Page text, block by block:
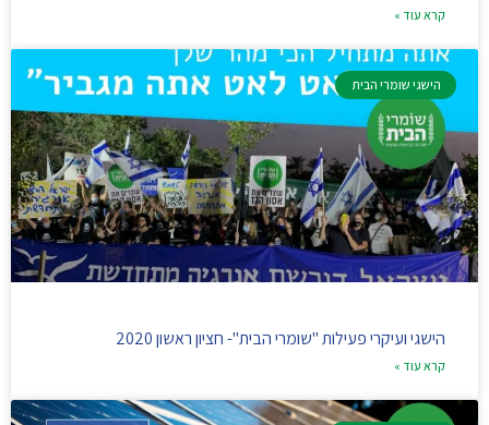
קרא עוד »
הישגי שומרי הבית
הישגי ועיקרי פעילות "שומרי הבית"- חציון ראשון 2020
קרא עוד »